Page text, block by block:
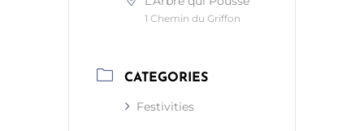
1 Chemin du Griffon
CATEGORIES
Festivities